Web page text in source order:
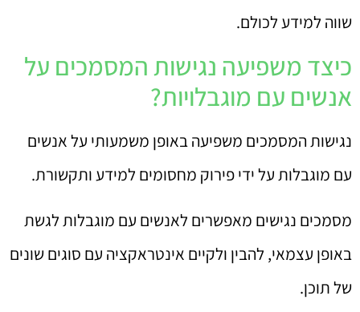
שווה למידע לכולם.
כיצד משפיעה נגישות המסמכים על
אנשים עם מוגבלויות?
נגישות המסמכים משפיעה באופן משמעותי על אנשים
עם מוגבלות על ידי פירוק מחסומים למידע ותקשורת.
מסמכים נגישים מאפשרים לאנשים עם מוגבלות לגשת
באופן עצמאי, להבין ולקיים אינטראקציה עם סוגים שונים
של תוכן.